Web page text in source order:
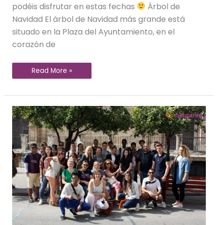
podéis disfrutar en estas fechas
Árbol de
Navidad El árbol de Navidad más grande está
situado en la Plaza del Ayuntamiento, en el
corazón de
Read More »
Noticias
Hispania,
escuela
de
español
|
Octubre
2018